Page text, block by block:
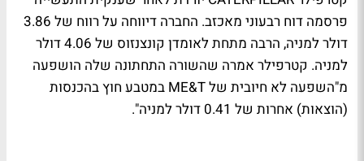
פרסמה דוח רבעוני מאכזב. החברה דיווחה על רווח של 3.86
דולר למניה, הרבה מתחת לאומדן קונצנזוס של 4.06 דולר
למניה. קטרפילר אמרה שהשורה התחתונה שלה הושפעה
מ"השפעה לא חיובית של ME&T במטבע חוץ בהכנסות
(הוצאות) אחרות של 0.41 דולר למניה".